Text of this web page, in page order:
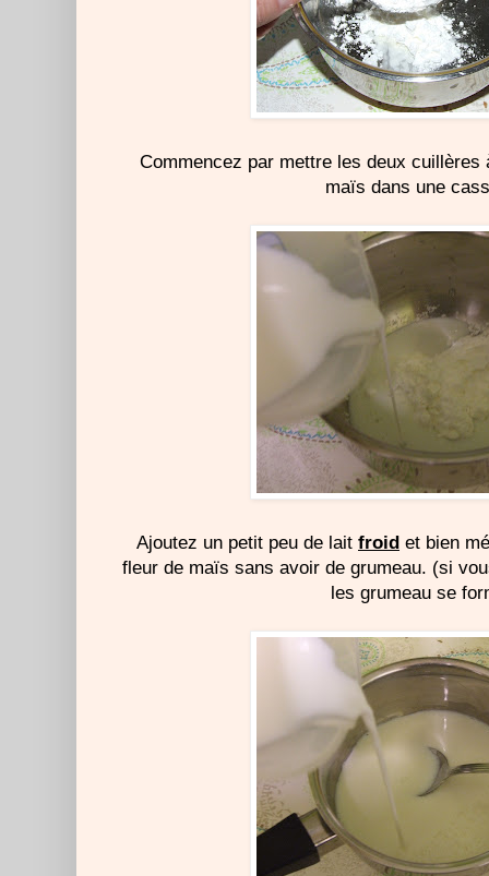
Commencez par mettre les deux cuillères
maïs dans une
Ajoutez un petit peu de lait froid et bien
fleur de maïs sans avoir de grumeau. (si
les grumeau se